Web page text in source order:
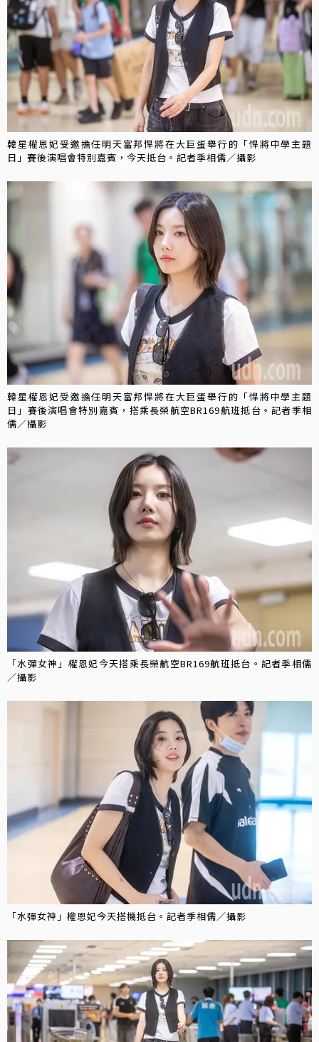
韓星權恩妃受邀擔任明天富邦悍將在大巨蛋舉行的「悍將中學主題
日」賽後演唱會特別嘉賓，今天抵台。記者季相儒／攝影
韓星權恩妃受邀擔任明天富邦悍將在大巨蛋舉行的「悍將中學主題
日」賽後演唱會特別嘉賓，搭乘長榮航空BR169航班抵台。記者季相
儒／攝影
「水彈女神」權恩妃今天搭乘長榮航空BR169航班抵台。記者季相儒
／攝影
「水彈女神」權恩妃今天搭機抵台。記者季相儒／攝影